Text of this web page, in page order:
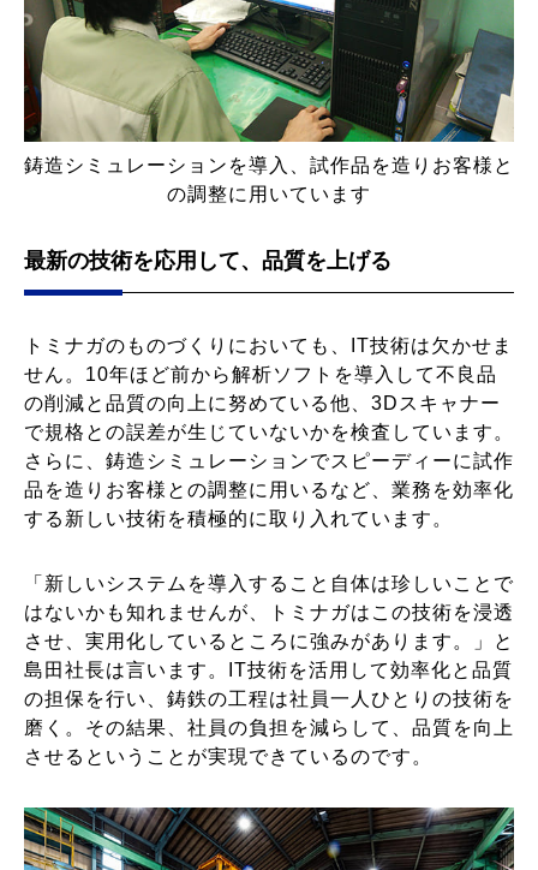
鋳造シミュレーションを導入、試作品を造りお客様と
の調整に用いています
最新の技術を応用して、品質を上げる
トミナガのものづくりにおいても、IT技術は欠かせま
せん。10年ほど前から解析ソフトを導入して不良品
の削減と品質の向上に努めている他、3Dスキャナー
で規格との誤差が生じていないかを検査しています。
さらに、鋳造シミュレーションでスピーディーに試作
品を造りお客様との調整に用いるなど、業務を効率化
する新しい技術を積極的に取り入れています。
「新しいシステムを導入すること自体は珍しいことで
はないかも知れませんが、トミナガはこの技術を浸透
させ、実用化しているところに強みがあります。」と
島田社長は言います。IT技術を活用して効率化と品質
の担保を行い、鋳鉄の工程は社員一人ひとりの技術を
磨く。その結果、社員の負担を減らして、品質を向上
させるということが実現できているのです。